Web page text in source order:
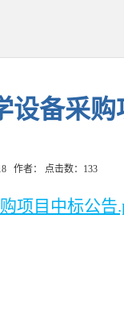
设备采
作者： 点击数： 133
项目中标公告